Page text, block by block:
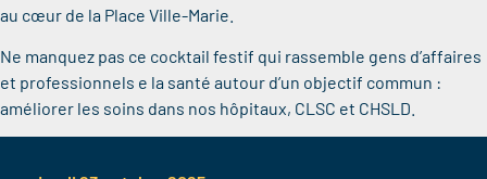
au cœur de la Place Ville-Marie.
Ne manquez pas ce cocktail festif qui rassemble gens d’affaires
et professionnels e la santé autour d’un objectif commun :
améliorer les soins dans nos hôpitaux, CLSC et CHSLD.